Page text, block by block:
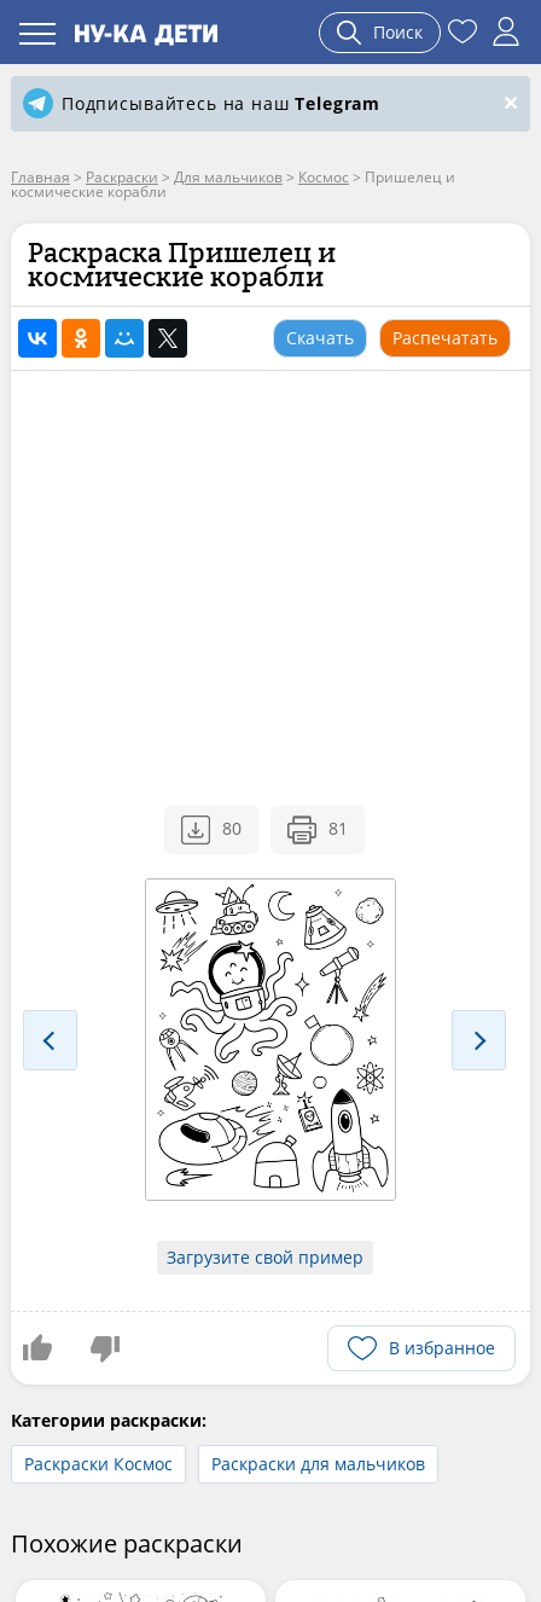
Поиск
Подписывайтесь на нашTelegram
Главная > Раскраски > Для мальчиков> Космос > Пришелец и
космические корабли
Раскраска Пришелец и
космические корабли
Скачать Распечатать
80 81
Загрузите свой пример
В избранное
Категории раскраски:
Раскраски Космос
Раскраски для мальчиков
Похожие раскраски